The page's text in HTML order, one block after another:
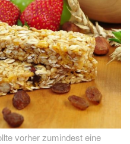
vorher zumindest eine